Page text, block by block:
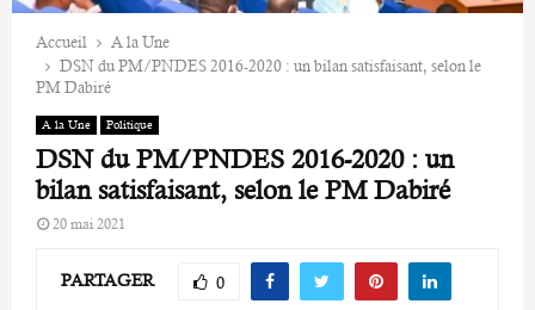
Accueil
A la Une
DSN du PM/PNDES 2016-2020 : un bilan satisfaisant, selon le
PM Dabiré
A la Une Politique
DSN du PM/PNDES 2016-2020 : un
bilan satisfaisant, selon le PM Dabiré
20 mai 2021
PARTAGER 0